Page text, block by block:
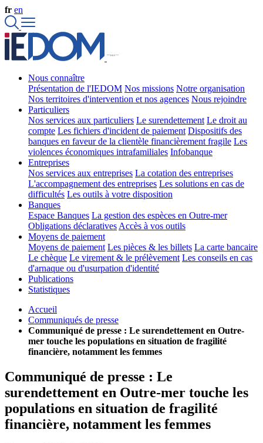
fr en
Nous connaître
Présentation de l'IEDOM Nos missions Notre organisation
Nos territoires d'intervention et nos agences Nous rejoindre
Particuliers
Nos services aux particuliers Le surendettement Le droit au
compte Les fichiers d'incident de paiement Dispositifs des
banques en faveur de la clientèle financièrement fragile Les
violences économiques intrafamiliales Infobanque
Entreprises
Nos services aux entreprises La cotation des entreprises
L'accompagnement des entreprises Les solutions en cas de
difficultés Les outils à votre disposition
Banques
Espace Banques La gestion des espèces en Outre-mer
Obligations déclaratives Accès à vos outils
Moyens de paiement
Moyens de paiement Les pièces & les billets La carte bancaire
Le chèque Le virement & le prélèvement Les conseils en cas
d'arnaque ou d'usurpation d'identité
Publications
Statistiques
Accueil
Communiqués de presse
Communiqué de presse : Le surendettement en Outre-
mer touche les populations en situation de fragilité
financière, notamment les femmes
Communiqué de presse : Le
surendettement en Outre-mer touche les
populations en situation de fragilité
financière, notamment les femmes